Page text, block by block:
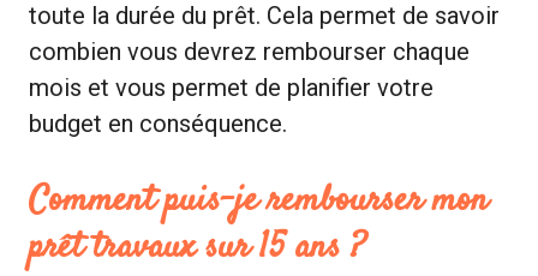
toute la durée du prêt. Cela permet de savoir
combien vous devrez rembourser chaque
mois et vous permet de planifier votre
budget en conséquence.
Comment puis-je rembourser mon
prêt travaux sur 15 ans ?